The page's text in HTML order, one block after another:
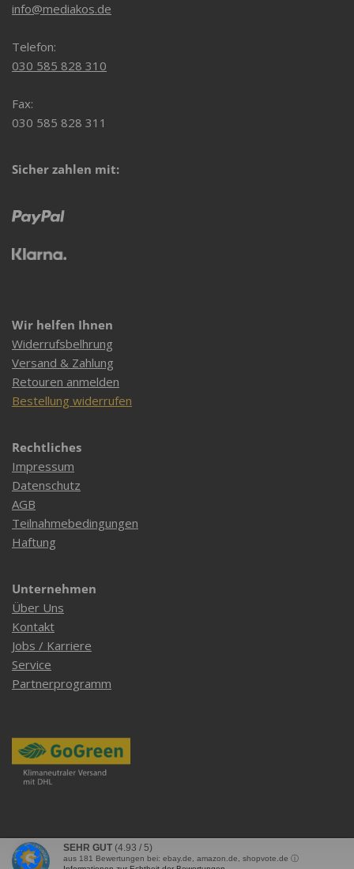
info@mediakos.de
Telefon:
030 585 828 310
Fax:
030 585 828 311
Sicher zahlen mit:
Wir helfen Ihnen
Widerrufsbelhrung
Versand & Zahlung
Retouren anmelden
Bestellung widerrufen
Rechtliches
Impressum
Datenschutz
AGB
Teilnahmebedingungen
Haftung
Unternehmen
Über Uns
Kontakt
Jobs / Karriere
Service
Partnerprogramm
SEHR GUT (4.93 / 5)
aus 181 Bewertungen bei: ebay.de, amazon.de, shopvote.de ⓘ